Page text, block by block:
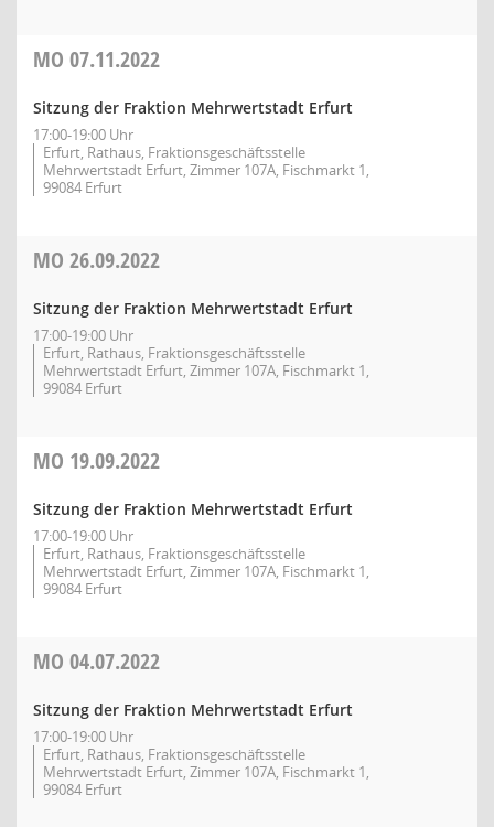
MO 07.11.2022
Sitzung der Fraktion Mehrwertstadt Erfurt
17:00-19:00 Uhr
Erfurt, Rathaus, Fraktionsgeschäftsstelle
Mehrwertstadt Erfurt, Zimmer 107A, Fischmarkt 1,
99084 Erfurt
MO 26.09.2022
Sitzung der Fraktion Mehrwertstadt Erfurt
17:00-19:00 Uhr
Erfurt, Rathaus, Fraktionsgeschäftsstelle
Mehrwertstadt Erfurt, Zimmer 107A, Fischmarkt 1,
99084 Erfurt
MO 19.09.2022
Sitzung der Fraktion Mehrwertstadt Erfurt
17:00-19:00 Uhr
Erfurt, Rathaus, Fraktionsgeschäftsstelle
Mehrwertstadt Erfurt, Zimmer 107A, Fischmarkt 1,
99084 Erfurt
MO 04.07.2022
Sitzung der Fraktion Mehrwertstadt Erfurt
17:00-19:00 Uhr
Erfurt, Rathaus, Fraktionsgeschäftsstelle
Mehrwertstadt Erfurt, Zimmer 107A, Fischmarkt 1,
99084 Erfurt